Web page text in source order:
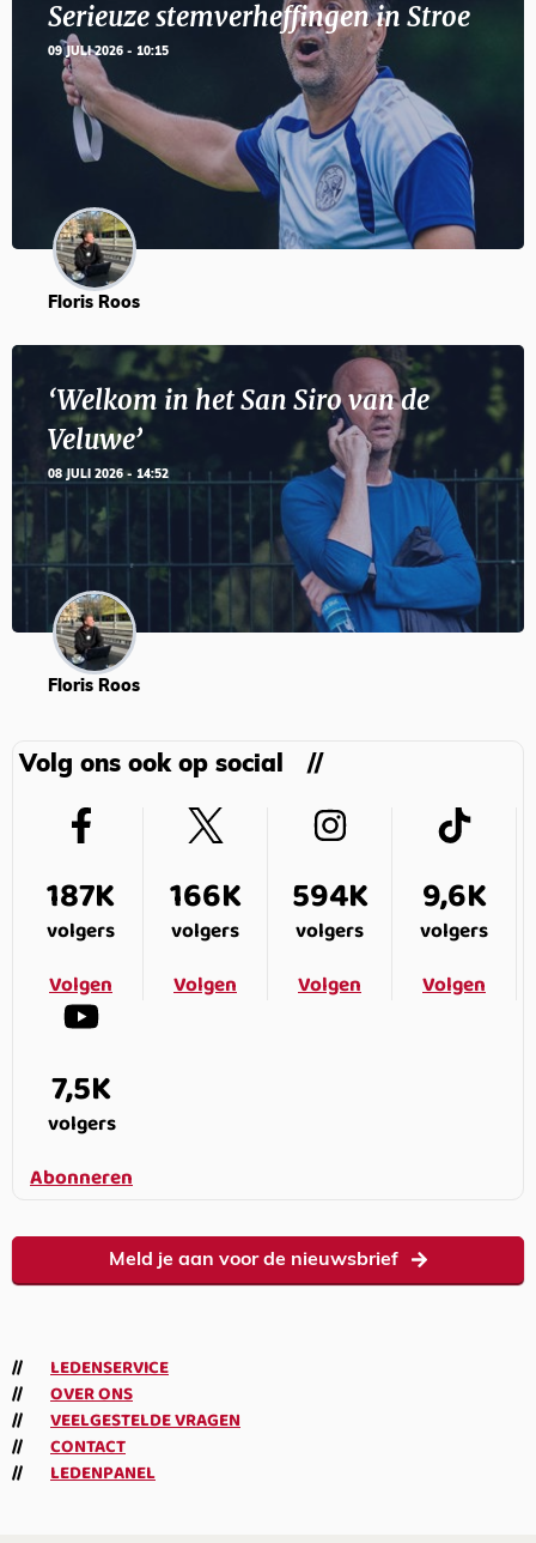
Serieuze stemverheffingen in Stroe
09 JULI 2026 - 10:15
Floris Roos
‘Welkom in het San Siro van de
Veluwe’
08 JULI 2026 - 14:52
Floris Roos
Volg ons ook op social
187K
volgers
Volgen
166K
volgers
Volgen
594K
volgers
Volgen
9,6K
volgers
Volgen
7,5K
volgers
Abonneren
Meld je aan voor de nieuwsbrief
LEDENSERVICE
OVER ONS
VEELGESTELDE VRAGEN
CONTACT
LEDENPANEL